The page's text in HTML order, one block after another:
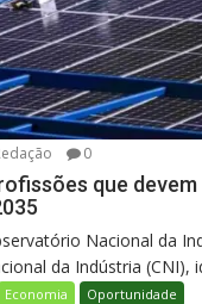
0
que
Nacional da
da Indústria (CNI),
Economia Oportunidade